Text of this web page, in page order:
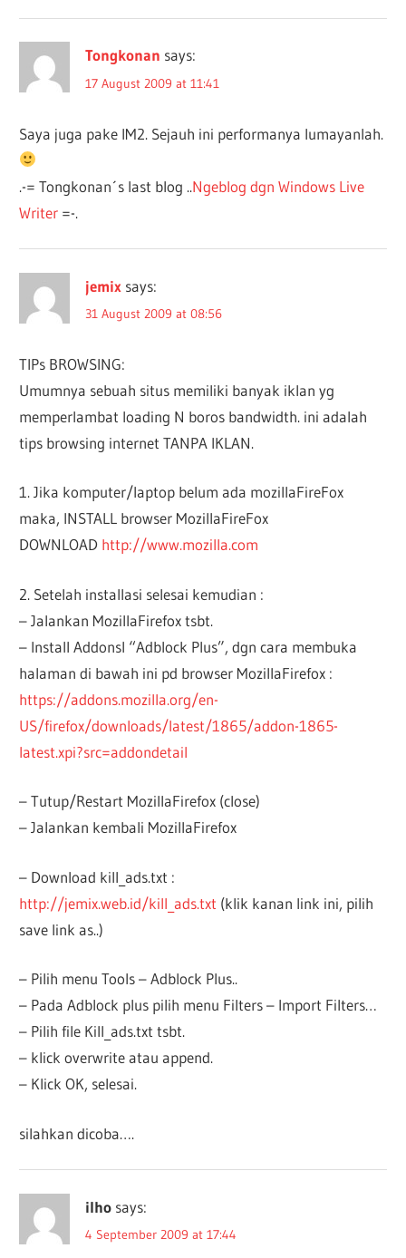
Tongkonan says:
17 August 2009 at 11:41
Saya juga pake IM2. Sejauh ini performanya lumayanlah.
.-= Tongkonan´s last blog ..Ngeblog dgn Windows Live
Writer =-.
jemix says:
31 August 2009 at 08:56
TIPs BROWSING:
Umumnya sebuah situs memiliki banyak iklan yg
memperlambat loading N boros bandwidth. ini adalah
tips browsing internet TANPA IKLAN.
1. Jika komputer/laptop belum ada mozillaFireFox
maka, INSTALL browser MozillaFireFox
DOWNLOAD http://www.mozilla.com
2. Setelah installasi selesai kemudian :
– Jalankan MozillaFirefox tsbt.
– Install Addonsl “Adblock Plus”, dgn cara membuka
halaman di bawah ini pd browser MozillaFirefox :
https://addons.mozilla.org/en-
US/firefox/downloads/latest/1865/addon-1865-
latest.xpi?src=addondetail
– Tutup/Restart MozillaFirefox (close)
– Jalankan kembali MozillaFirefox
– Download kill_ads.txt :
http://jemix.web.id/kill_ads.txt (klik kanan link ini, pilih
save link as..)
– Pilih menu Tools – Adblock Plus..
– Pada Adblock plus pilih menu Filters – Import Filters…
– Pilih file Kill_ads.txt tsbt.
– klick overwrite atau append.
– Klick OK, selesai.
silahkan dicoba….
ilho says:
4 September 2009 at 17:44